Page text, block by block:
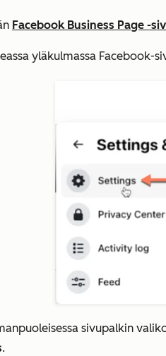
Facebook Business Page -
yläkulmassa Facebook-
sivupalkin
.